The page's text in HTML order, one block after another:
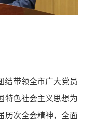
结带领全市广大党员
特色社会主义思想为
历次全会精神，全面